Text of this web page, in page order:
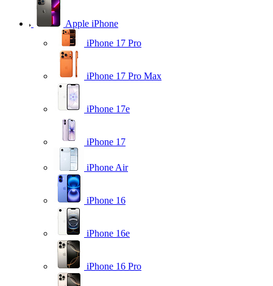
Apple iPhone
iPhone 17 Pro
iPhone 17 Pro Max
iPhone 17e
iPhone 17
iPhone Air
iPhone 16
iPhone 16e
iPhone 16 Pro